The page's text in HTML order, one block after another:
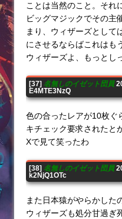
ことは当然のこと。それ
ビッグマジックでその主
まり、ウィザーズとして
にさせるならばこれはも
ウィザーズよ、もっとし
[37] 名無しのイゼット団員
E4MTE3NzQ
色の合ったレアが10枚ぐ
キチェック要求されたと
Xで見て笑ったわ
[38] 名無しのイゼット団員
k2NjQ1OTc
また日本猿がやらかした
ウィザーズも処分甘過ぎ